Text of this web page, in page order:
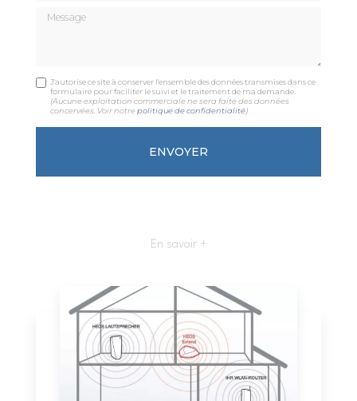
Message
J'autorise ce site à conserver l'ensemble des données transmises dans ce
formulaire pour faciliter le suivi et le traitement de ma demande.
(Aucune exploitation commerciale ne sera faite des données
concervées. Voir notrepolitique de confidentialité)
En savoir +